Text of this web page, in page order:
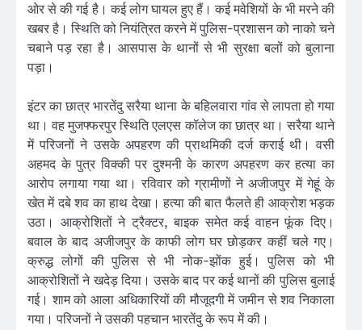
ओर से की गई है। कई लोग घायल हुए हैं। कई मवेशियों के भी मरने की
खबर है। स्थिति को नियंत्रित करने में पुलिस-प्रशासन को नाको चने
चबाने पड़ रहा है। आसपास के थानों से भी सुरक्षा बलों को बुलाना
पड़ा।
इंटर का छात्र भारतेंदु सरैया थाना के बहिलवारा गांव से लापता हो गया
था। वह मुजफ्फरपुर स्थिति एलएस कॉलेज का छात्र था। सरैया थाने
में परिजनों ने उसके अपहरण की प्राथमिकी दर्ज कराई थी। वसी
अहमद के पुत्र विक्की पर दुश्मनी के कारण अपहरण कर हत्या का
आरोप लगाया गया था। रविवार को ग्रामीणों ने अजीजपुर में गेहूं के
खेत में दबे शव का हाथ देखा। हत्या की बात फैलते ही आक्रोश भड़क
उठा। आक्रोशितों ने ट्रैक्टर, बाइक समेत कई वाहन फूंक दिए।
बवाल के बाद अजीजपुर के काफी लोग घर छोड़कर कहीं चले गए।
क्रुद्ध लोगों की पुलिस से भी नोक-झोंक हुई। पुलिस को भी
आक्रोशितों ने खदेड़ दिया। उसके बाद पर कई थानों की पुलिस बुलाई
गई। शाम को आला अधिकारियों की मौजूदगी में जमीन से शव निकाला
गया। परिजनों ने उसकी पहचान भारतेंदु के रूप में की।